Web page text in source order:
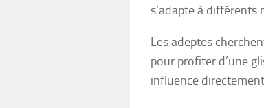
s’adapte à différents
Les adeptes
pour profiter d’une
influence